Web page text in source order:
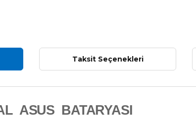
Taksit Seçenekleri
ASUS BATARYASI